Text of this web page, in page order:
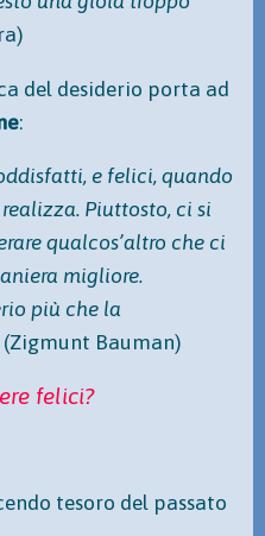
del desiderio porta ad
:
e felici, quando
Piuttosto, ci si
qualcos’altro che ci
migliore.
più che la
(Zigmunt Bauman)
felici?
tesoro del passato